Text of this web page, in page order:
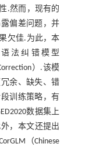
.然而，现有的
偏差问题，并
欠佳.为此，本
法纠错模型
）.该模
余、缺失、错
训练策略，有
数据集上
，本文还提出
（Chinese